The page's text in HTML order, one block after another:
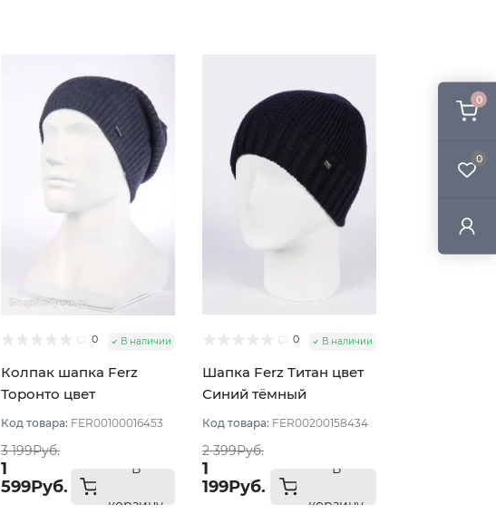
0
0
0 В наличии
Колпак шапка Ferz
Торонто цвет
Джинсовый
Код товара: FER00100016453
3 199Руб.
1
599Руб.
В
корзину
0 В наличии
Шапка Ferz Титан цвет
Синий тёмный
Код товара: FER00200158434
2 399Руб.
1
199Руб.
В
корзину